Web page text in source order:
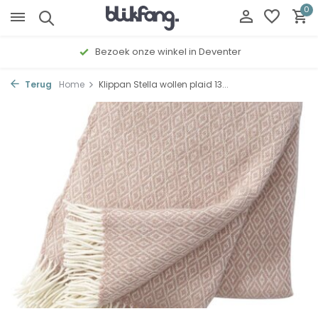
0
Bezoek onze winkel in Deventer
Terug Home Klippan Stella wollen plaid 13...